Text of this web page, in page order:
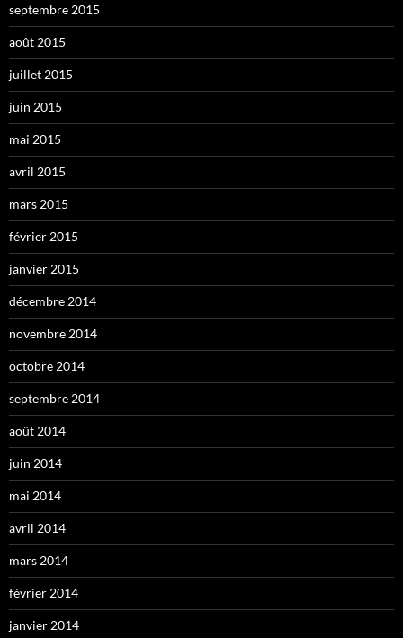
septembre 2015
août 2015
juillet 2015
juin 2015
mai 2015
avril 2015
mars 2015
février 2015
janvier 2015
décembre 2014
novembre 2014
octobre 2014
septembre 2014
août 2014
juin 2014
mai 2014
avril 2014
mars 2014
février 2014
janvier 2014